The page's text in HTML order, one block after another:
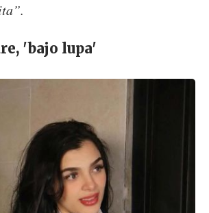
'bajo lupa'